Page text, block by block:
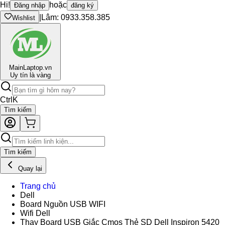
Hi! Đăng nhập hoặc đăng ký
Wishlist
Lâm: 0933.358.385
MainLaptop.vn
Uy tín là vàng
Ctrl K
Tìm kiếm
Tìm kiếm
Quay lại
Trang chủ
Dell
Board Nguồn USB WIFI
Wifi Dell
Thay Board USB Giắc Cmos Thẻ SD Dell Inspiron 5420